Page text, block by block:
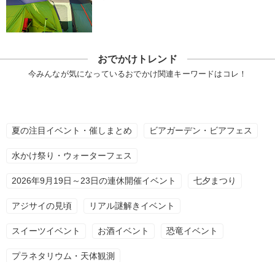
おでかけトレンド
今みんなが気になっているおでかけ関連キーワードはコレ！
夏の注目イベント・催しまとめ ビアガーデン・ビアフェス
水かけ祭り・ウォーターフェス
2026年9月19日～23日の連休開催イベント 七夕まつり
アジサイの見頃 リアル謎解きイベント
スイーツイベント お酒イベント 恐竜イベント
プラネタリウム・天体観測